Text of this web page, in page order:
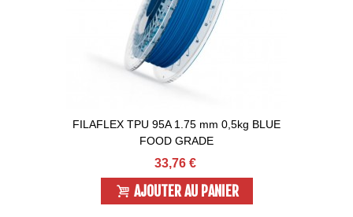
FILAFLEX TPU 95A 1.75 mm 0,5kg BLUE
FOOD GRADE
33,76 €
AJOUTER AU PANIER